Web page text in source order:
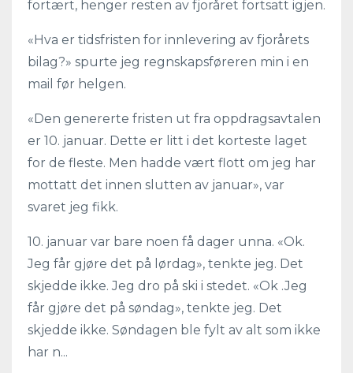
fortært, henger resten av fjoråret fortsatt igjen.
«Hva er tidsfristen for innlevering av fjorårets
bilag?» spurte jeg regnskapsføreren min i en
mail før helgen.
«Den genererte fristen ut fra oppdragsavtalen
er 10. januar. Dette er litt i det korteste laget
for de fleste. Men hadde vært flott om jeg har
mottatt det innen slutten av januar», var
svaret jeg fikk.
10. januar var bare noen få dager unna. «Ok.
Jeg får gjøre det på lørdag», tenkte jeg. Det
skjedde ikke. Jeg dro på ski i stedet. «Ok .Jeg
får gjøre det på søndag», tenkte jeg. Det
skjedde ikke. Søndagen ble fylt av alt som ikke
har n...